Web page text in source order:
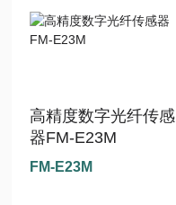
高精度数字光纤传感
器FM-E23M
FM-E23M